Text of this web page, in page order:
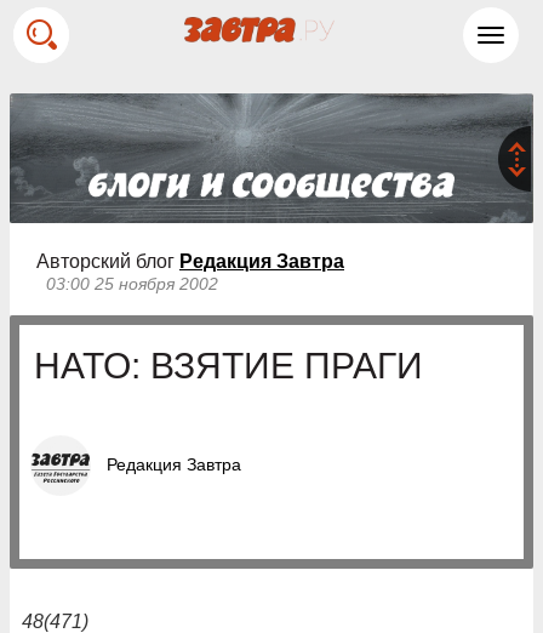
Авторский блог Редакция Завтра
03:00 25 ноября 2002
НАТО: ВЗЯТИЕ ПРАГИ
Редакция Завтра
48(471)